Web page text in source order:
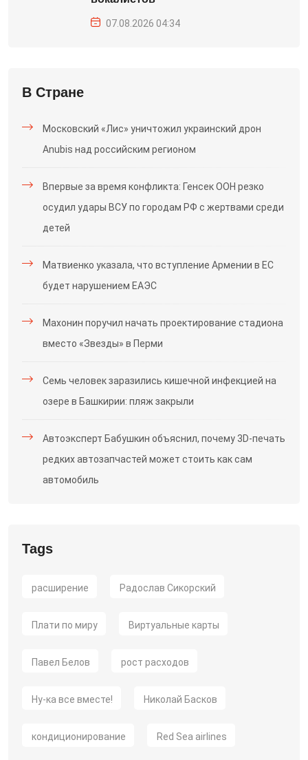
07.08.2026 04:34
В Стране
Московский «Лис» уничтожил украинский дрон
Anubis над российским регионом
Впервые за время конфликта: Генсек ООН резко
осудил удары ВСУ по городам РФ с жертвами среди
детей
Матвиенко указала, что вступление Армении в ЕС
будет нарушением ЕАЭС
Махонин поручил начать проектирование стадиона
вместо «Звезды» в Перми
Семь человек заразились кишечной инфекцией на
озере в Башкирии: пляж закрыли
Автоэксперт Бабушкин объяснил, почему 3D-печать
редких автозапчастей может стоить как сам
автомобиль
Tags
расширение Радослав Сикорский
Плати по миру Виртуальные карты
Павел Белов рост расходов
Ну-ка все вместе! Николай Басков
кондиционирование Red Sea airlines